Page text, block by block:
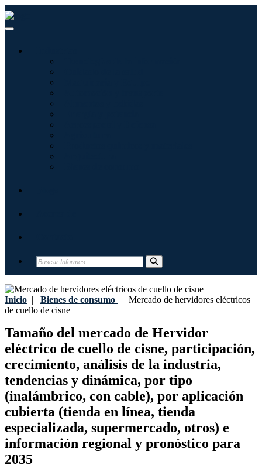
Inicio | Bienes de consumo | Mercado de hervidores eléctricos
de cuello de cisne
Tamaño del mercado de Hervidor
eléctrico de cuello de cisne, participación,
crecimiento, análisis de la industria,
tendencias y dinámica, por tipo
(inalámbrico, con cable), por aplicación
cubierta (tienda en línea, tienda
especializada, supermercado, otros) e
información regional y pronóstico para
2035